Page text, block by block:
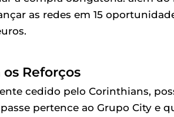
as redes em 15
Reforços
cedido pelo Corinthians,
pertence ao Grupo City e